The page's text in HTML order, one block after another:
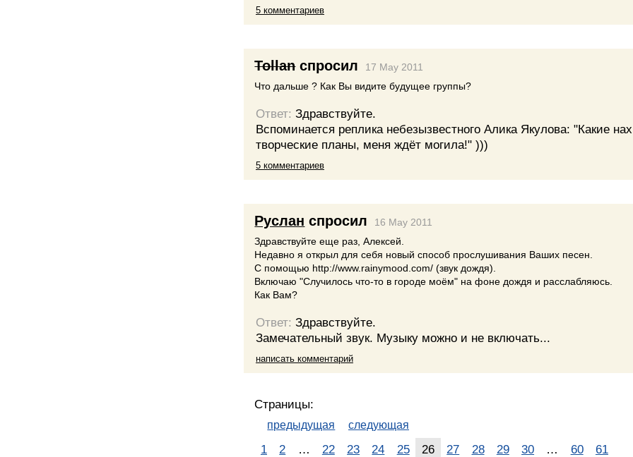
5 комментариев
Tollanспросил
17 May 2011
Что дальше ? Как Вы видите будущее группы?
Ответ: Здравствуйте.
Вспоминается реплика небезызвестного Алика Якулова: "Какие
творческие планы, меня ждёт могила!" )))
5 комментариев
Руслан спросил
16 May 2011
Здравствуйте еще раз, Алексей.
Недавно я открыл для себя новый способ прослушивания Ваших песен.
С помощью http://www.rainymood.com/ (звук дождя).
Включаю "Случилось что-то в городе моём" на фоне дождя и расслабляюсь.
Как Вам?
Ответ: Здравствуйте.
Замечательный звук. Музыку можно и не включать...
написать комментарий
Страницы:
предыдущая следующая
1 2 … 22 23 24 25 26 27 28 29 30 … 60 61